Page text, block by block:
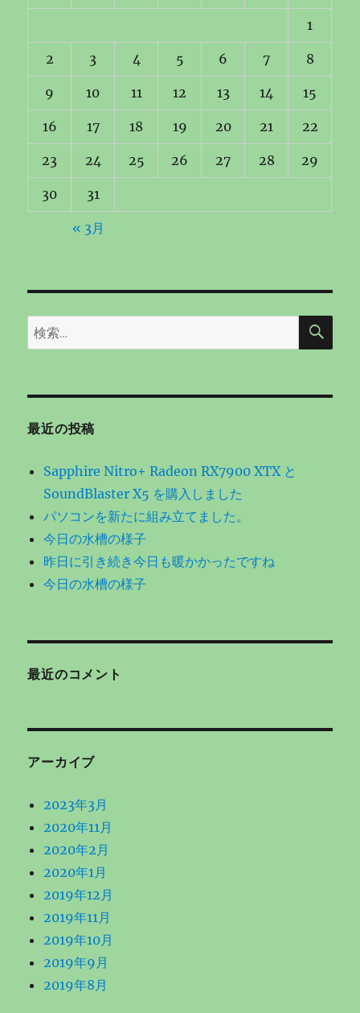
1
2 3 4 5 6 7 8
9 10 11 12 13 14 15
16 17 18 19 20 21 22
23 24 25 26 27 28 29
30 31
« 3月
検
索:
検
最近の投稿
Sapphire Nitro+ Radeon RX7900 XTX と
SoundBlaster X5 を購入しました
パソコンを新たに組み立てました。
今日の水槽の様子
昨日に引き続き今日も暖かかったですね
今日の水槽の様子
最近のコメント
アーカイブ
2023年3月
2020年11月
2020年2月
2020年1月
2019年12月
2019年11月
2019年10月
2019年9月
2019年8月